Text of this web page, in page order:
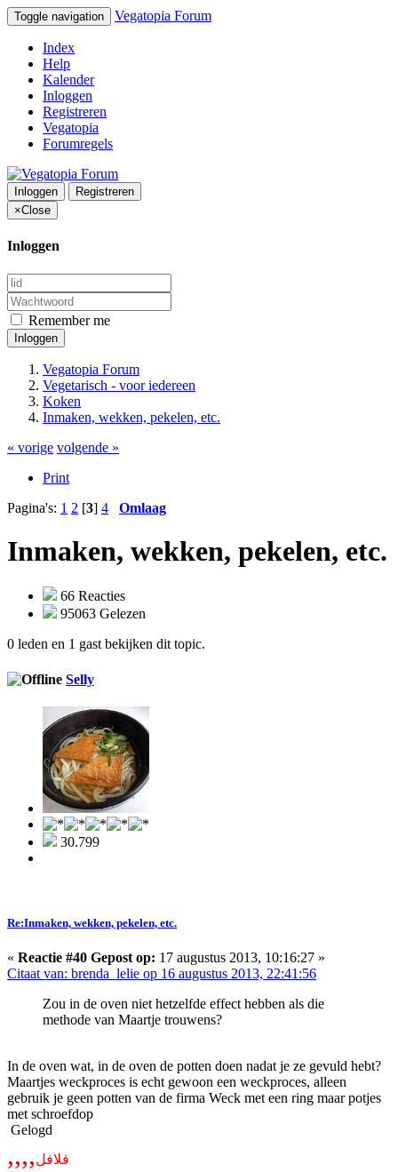
Toggle navigation Vegatopia Forum
Index
Help
Kalender
Inloggen
Registreren
Vegatopia
Forumregels
Inloggen
Registreren
×Close
Inloggen
Remember me
Inloggen
Vegatopia Forum
Vegetarisch - voor iedereen
Koken
Inmaken, wekken, pekelen, etc.
« vorige volgende »
Print
Pagina's: 1 2 [3] 4 Omlaag
Inmaken, wekken, pekelen, etc.
66 Reacties
95063 Gelezen
0 leden en 1 gast bekijken dit topic.
Selly
30.799
Re:Inmaken, wekken, pekelen, etc.
« Reactie #40 Gepost op: 17 augustus 2013, 10:16:27 »
Citaat van: brenda_lelie op 16 augustus 2013, 22:41:56
Zou in de oven niet hetzelfde effect hebben als die
methode van Maartje trouwens?
In de oven wat, in de oven de potten doen nadat je ze gevuld hebt?
Maartjes weckproces is echt gewoon een weckproces, alleen
gebruik je geen potten van de firma Weck met een ring maar potjes
met schroefdop
Gelogd
,,,,فلافل